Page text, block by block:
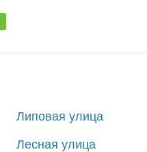
Липовая улица
Лесная улица